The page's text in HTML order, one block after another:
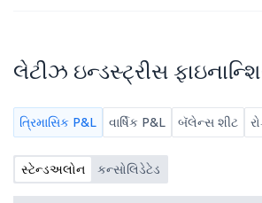
લેટીઝ ઇન્ડસ્ટ્રીસ
ત્રિમાસિક P&L વાર્ષિક P&L બૅલેન્સ શીટ
સ્ટેન્ડઅલોન કન્સોલિડેટેડ